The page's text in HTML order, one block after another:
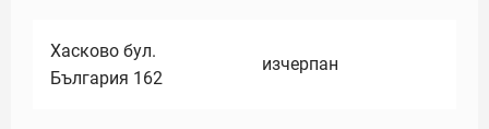
Хасково бул.
България 162
изчерпан